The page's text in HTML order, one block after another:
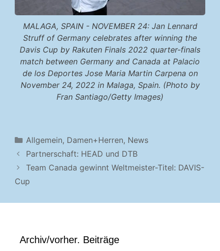
MALAGA, SPAIN - NOVEMBER 24: Jan Lennard
Struff of Germany celebrates after winning the
Davis Cup by Rakuten Finals 2022 quarter-finals
match between Germany and Canada at Palacio
de los Deportes Jose Maria Martin Carpena on
November 24, 2022 in Malaga, Spain. (Photo by
Fran Santiago/Getty Images)
Kategorien
Allgemein, Damen+Herren, News
Partnerschaft: HEAD und DTB
Team Canada gewinnt Weltmeister-Titel: DAVIS-
Cup
Archiv/vorher. Beiträge